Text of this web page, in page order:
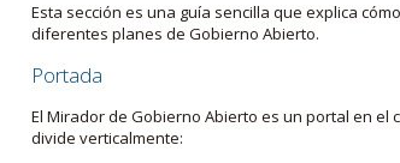
Esta sección es una guía sencilla que explica
diferentes planes de Gobierno Abierto.
Portada
El Mirador de Gobierno Abierto es un portal en
divide verticalmente: